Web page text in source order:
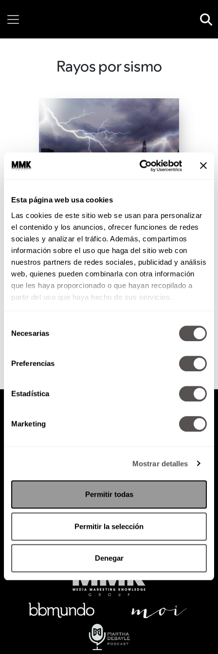
Esta página web usa cookies
Las cookies de este sitio web se usan para personalizar
el contenido y los anuncios, ofrecer funciones de redes
sociales y analizar el tráfico. Además, compartimos
información sobre el uso que haga del sitio web con
nuestros partners de redes sociales, publicidad y análisis
web, quienes pueden combinarla con otra información
que les haya proporcionado o que hayan recopilado a
partir del uso que haya hecho de sus servicios.
Necesarias
Preferencias
Estadística
Marketing
Mostrar detalles
Permitir todas
Permitir la selección
Denegar
Rayos por sismo
¿Qué eran los destellos de luz
en el cielo durante el
terremoto?
Para los que tienen duda sobre
los destellos en el cielo que
aparecieron durante el sismo,
aquí les decimos qué...
Política de Privacidad
PODCAST RADIO MARTHA EVENTOS
SACA TU ID